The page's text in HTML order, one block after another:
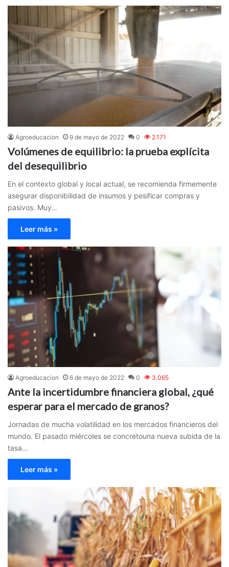
Agroeducacion 9 de mayo de 2022 0 2.171
Volúmenes de equilibrio: la prueba explícita
del desequilibrio
En el contexto global y local actual, se recomienda firmemente
asegurar disponibilidad de insumos y pesificar compras y
pasivos. Muy…
Leer más »
Agroeducacion 6 de mayo de 2022 0 3.065
Ante la incertidumbre financiera global, ¿qué
esperar para el mercado de granos?
Jornadas de mucha volatilidad en los mercados financieros del
mundo. El pasado miércoles se concretouna nueva subida de la
tasa…
Leer más »